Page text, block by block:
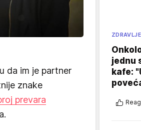
da im je partner
znake
prevara
ZDRAVLJE
jednu
kafe: